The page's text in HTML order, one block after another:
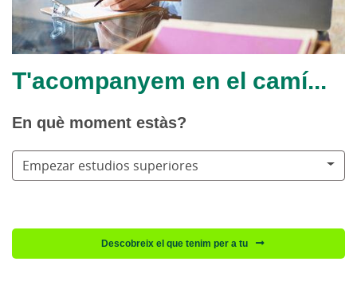
T'acompanyem en el camí...
En què moment estàs?
Empezar estudios superiores
Descobreix el que tenim per a tu